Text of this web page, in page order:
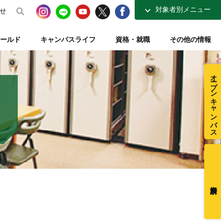
対象者別メニュー
高校生の方へ
社会人・大学生の方へ
在校生ページ
卒業生の方へ
採用ご担当者様へ
コース 夜間コース特集
柔道整復学科 講師紹介 施設・図書室紹介
ター
ュージアム
指定校推薦入試 一般入試【テキスト入試】
ルド
師と整体師の違い
キャンパスライフ
【資格取得を支える】
資格・就職
講座
その他の情報
テレビ・ラジオ放送【元気もりもり学園】
オープンキャンパス